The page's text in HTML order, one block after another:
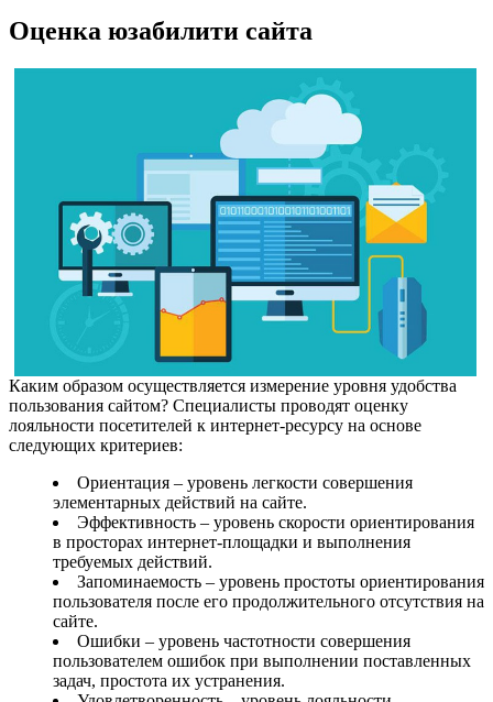
Оценка юзабилити сайта
Каким образом осуществляется измерение уровня удобства
пользования сайтом? Специалисты проводят оценку
лояльности посетителей к интернет-ресурсу на основе
следующих критериев:
Ориентация – уровень легкости совершения
элементарных действий на сайте.
Эффективность – уровень скорости ориентирования
в просторах интернет-площадки и выполнения
требуемых действий.
Запоминаемость – уровень простоты ориентирования
пользователя после его продолжительного отсутствия на
сайте.
Ошибки – уровень частотности совершения
пользователем ошибок при выполнении поставленных
задач, простота их устранения.